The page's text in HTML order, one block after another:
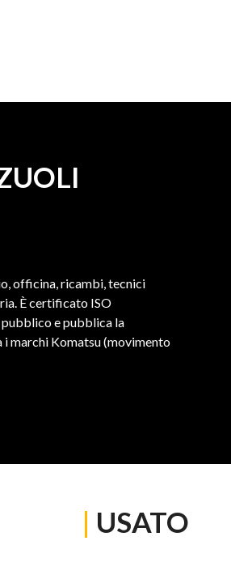
officina, ricambi, tecnici
È certificato ISO
e pubblica la
i marchi Komatsu (movimento
| USATO